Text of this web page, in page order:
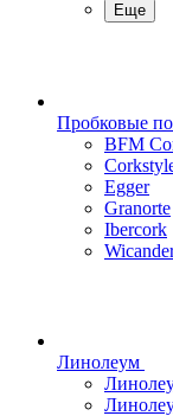
Еще
Пробковые
BFM
Egger
Granorte
Ibercork
Линолеум